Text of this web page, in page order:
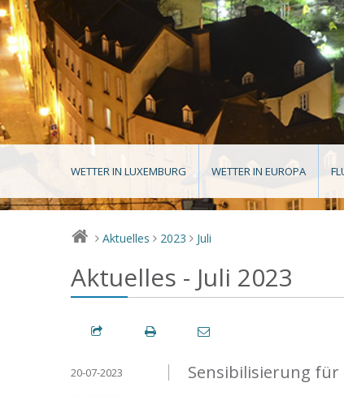
WETTER IN LUXEMBURG WETTER IN EUROPA
> Aktuelles > 2023 > Juli
Aktuelles - Juli 2023
Sensibilisierung für
20-07-2023